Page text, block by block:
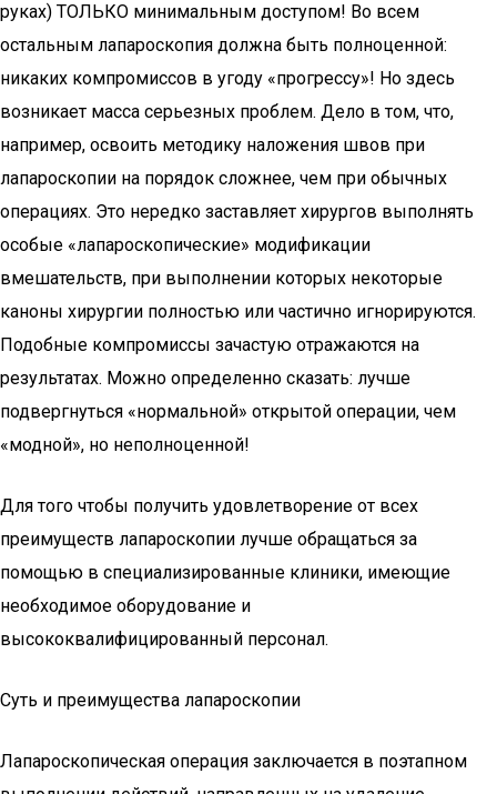
руках) ТОЛЬКО минимальным доступом! Во всем
остальным лапароскопия должна быть полноценной:
никаких компромиссов в угоду «прогрессу»! Но здесь
возникает масса серьезных проблем. Дело в том, что,
например, освоить методику наложения швов при
лапароскопии на порядок сложнее, чем при обычных
операциях. Это нередко заставляет хирургов выполнять
особые «лапароскопические» модификации
вмешательств, при выполнении которых некоторые
каноны хирургии полностью или частично игнорируются.
Подобные компромиссы зачастую отражаются на
результатах. Можно определенно сказать: лучше
подвергнуться «нормальной» открытой операции, чем
«модной», но неполноценной!
Для того чтобы получить удовлетворение от всех
преимуществ лапароскопии лучше обращаться за
помощью в специализированные клиники, имеющие
необходимое оборудование и
высококвалифицированный персонал.
Суть и преимущества лапароскопии
Лапароскопическая операция заключается в поэтапном